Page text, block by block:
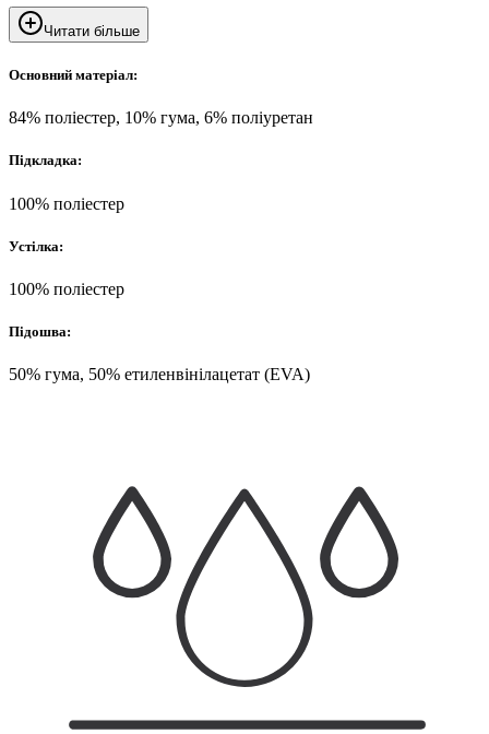
Читати більше
Основний матеріал:
84% поліестер, 10% гума, 6% поліуретан
Підкладка:
100% поліестер
Устілка:
100% поліестер
Підошва:
50% гума, 50% етиленвінілацетат (EVA)